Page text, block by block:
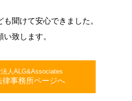
も聞けて安心できました。
致します。
人ALG&Associates
律事務所ページへ